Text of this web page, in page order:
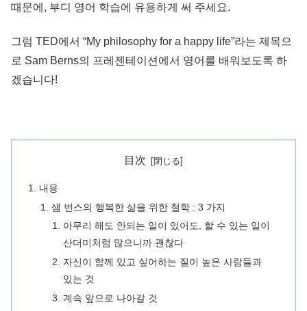
때문에, 부디 영어 학습에 유용하게 써 주세요.
그럼 TED에서 “My philosophy for a happy life”라는 제목으
로 Sam Berns의 프레젠테이션에서 영어를 배워보도록 하
겠습니다!
目次
내용
샘 번스의 행복한 삶을 위한 철학 : 3 가지
아무리 해도 안되는 일이 있어도, 할 수 있는 일이
산더미처럼 많으니까 괜찮다
자신이 함께 있고 싶어하는 질이 높은 사람들과
있는 것
계속 앞으로 나아갈 것